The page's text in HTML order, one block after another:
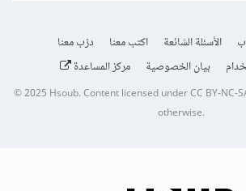
الأسئلة الشائعة اكتب معنا
درّب معنا
بيان الخصوصية مركز المساعدة
© 2025Hsoub.Content licensed underCC BY-NC-
otherwise.